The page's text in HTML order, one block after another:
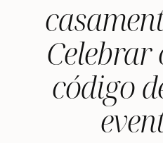
código